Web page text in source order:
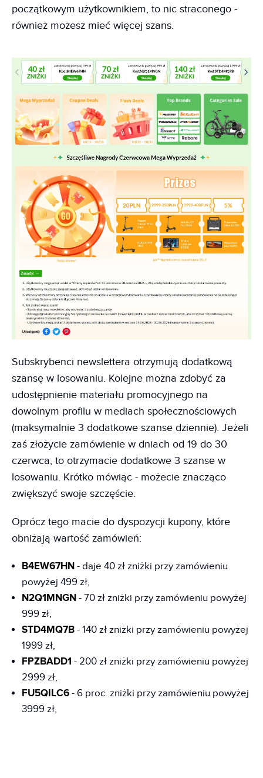
początkowym użytkownikiem, to nic straconego -
również możesz mieć więcej szans.
Subskrybenci newslettera otrzymują dodatkową
szansę w losowaniu. Kolejne można zdobyć za
udostępnienie materiału promocyjnego na
dowolnym profilu w mediach społecznościowych
(maksymalnie 3 dodatkowe szanse dziennie). Jeżeli
zaś złożycie zamówienie w dniach od 19 do 30
czerwca, to otrzymacie dodatkowe 3 szanse w
losowaniu. Krótko mówiąc - możecie znacząco
zwiększyć swoje szczęście.
Oprócz tego macie do dyspozycji kupony, które
obniżają wartość zamówień:
B4EW67HN - daje 40 zł zniżki przy zamówieniu
powyżej 499 zł,
N2Q1MNGN - 70 zł zniżki przy zamówieniu powyżej
999 zł,
STD4MQ7B - 140 zł zniżki przy zamówieniu powyżej
1999 zł,
FPZBADD1 - 200 zł zniżki przy zamówieniu powyżej
2999 zł,
FU5QILC6 - 6 proc. zniżki przy zamówieniu powyżej
3999 zł,